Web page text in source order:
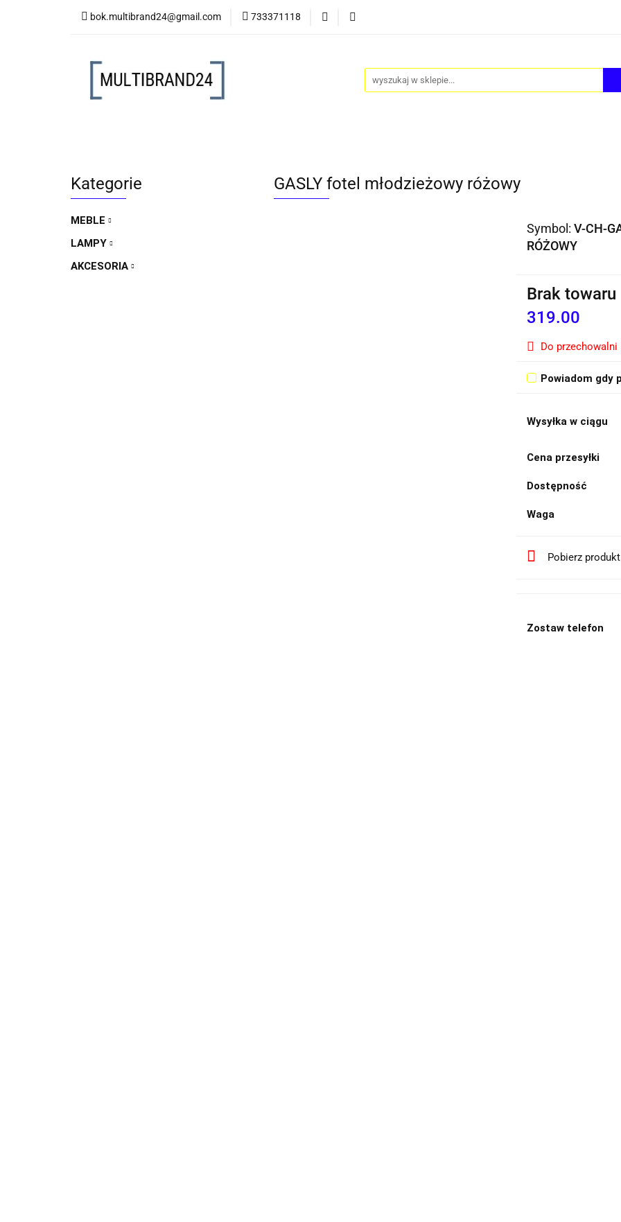
bok.multibrand24@gmail.com 733371118
MEBLE LAMPY AKCESORIA
Kategorie
MEBLE
LAMPY
AKCESORIA
GASLY fotel młodzieżowy różowy
Symbol:V-CH-
RÓŻOWY
Brak towaru
319.00
Do przechowalni
Powiadom gdy
Wysyłka w ciągu
Cena przesyłki
Dostępność
Waga
Pobierz
Zostaw telefon